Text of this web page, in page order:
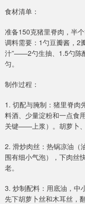
食材清单：
准备150克猪里脊肉，半
调料需要：1勺豆瓣酱，2
汁”——2勺生抽、1.5勺陈
匀。
制作过程：
1. 切配与腌制：猪里脊肉
料酒、少量淀粉和一点食
关键——上浆）。胡萝卜、
2. 滑炒肉丝：热锅凉油（
围有细小气泡），下肉丝
老。
3. 炒制配料：用底油，中
先下胡萝卜丝和木耳丝，